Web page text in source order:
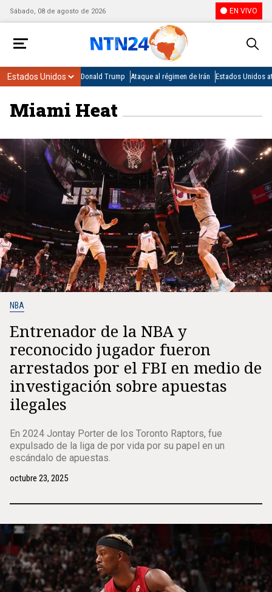
Sábado, 08 de agosto de 2026 EN VIVO
Donald Trump Ataque al régimen de Irán Estados Unidos
Miami Heat
NBA
Entrenador de la NBA y
reconocido jugador fueron
arrestados por el FBI en medio de
investigación sobre apuestas
ilegales
En 2024 Jontay Porter de los Toronto Raptors, fue
expulsado de la liga de por vida por su papel en un
escándalo de apuestas.
octubre 23, 2025